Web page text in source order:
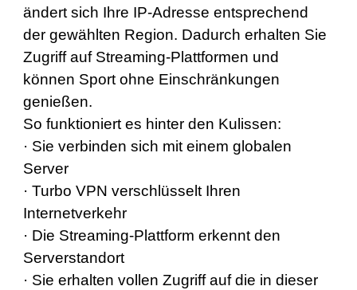
ändert sich Ihre IP-Adresse entsprechend
der gewählten Region. Dadurch erhalten Sie
Zugriff auf Streaming-Plattformen und
können Sport ohne Einschränkungen
genießen.
So funktioniert es hinter den Kulissen:
· Sie verbinden sich mit einem globalen
Server
· Turbo VPN verschlüsselt Ihren
Internetverkehr
· Die Streaming-Plattform erkennt den
Serverstandort
· Sie erhalten vollen Zugriff auf die in dieser